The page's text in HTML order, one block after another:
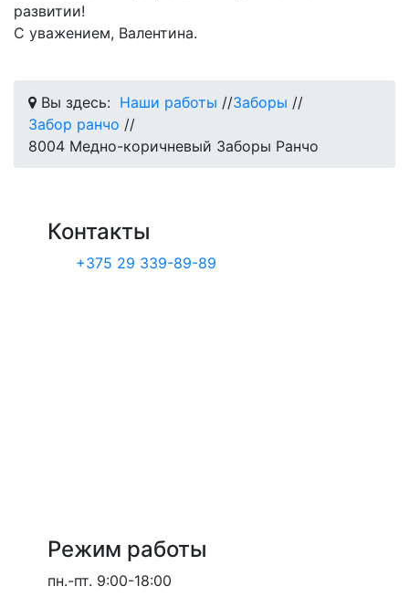
развитии!
С уважением, Валентина.
Вы здесь: Наши работы //Заборы //
Забор ранчо //
8004 Медно-коричневый Заборы Ранчо
Контакты
+375 29 339-89-89
Режим работы
пн.-пт. 9:00-18:00